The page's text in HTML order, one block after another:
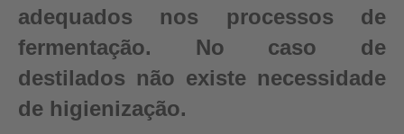
adequados nos processos de
fermentação. No caso de
destilados não existe necessidade
de higienização.